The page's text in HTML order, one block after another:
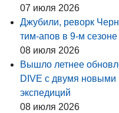
07 июля 2026
Джубили, реворк
тим-апов в 9-м
08 июля 2026
Вышло летнее
DIVE с двумя новыми
экспедиций
08 июля 2026